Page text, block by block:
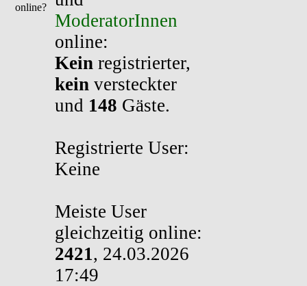
ModeratorInnen
online:
Kein registrierter,
kein versteckter
und 148 Gäste.
Registrierte User:
Keine
Meiste User
gleichzeitig online:
2421, 24.03.2026
17:49